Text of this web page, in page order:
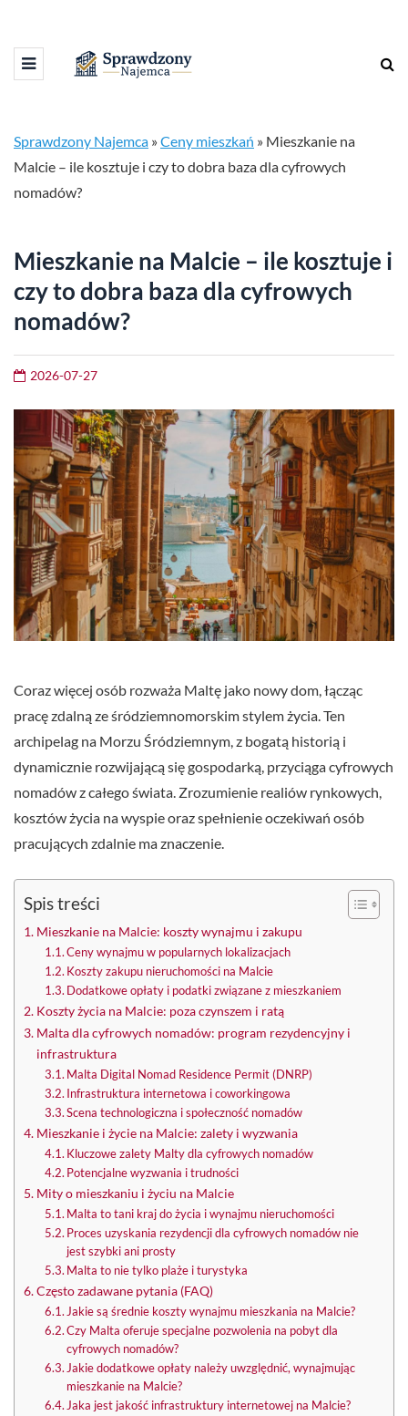
Sprawdzony Najemca »Ceny mieszkań » Mieszkanie na
Malcie – ile kosztuje i czy to dobra baza dla cyfrowych
nomadów?
Mieszkanie na Malcie – ile kosztuje i
czy to dobra baza dla cyfrowych
nomadów?
2026-07-27
Coraz więcej osób rozważa Maltę jako nowy dom, łącząc
pracę zdalną ze śródziemnomorskim stylem życia. Ten
archipelag na Morzu Śródziemnym, z bogatą historią i
dynamicznie rozwijającą się gospodarką, przyciąga cyfrowych
nomadów z całego świata. Zrozumienie realiów rynkowych,
kosztów życia na wyspie oraz spełnienie oczekiwań osób
pracujących zdalnie ma znaczenie.
Spis treści
Mieszkanie na Malcie: koszty wynajmu i zakupu
Ceny wynajmu w popularnych lokalizacjach
Koszty zakupu nieruchomości na Malcie
Dodatkowe opłaty i podatki związane z mieszkaniem
Koszty życia na Malcie: poza czynszem i ratą
Malta dla cyfrowych nomadów: program rezydencyjny i
infrastruktura
Malta Digital Nomad Residence Permit (DNRP)
Infrastruktura internetowa i coworkingowa
Scena technologiczna i społeczność nomadów
Mieszkanie i życie na Malcie: zalety i wyzwania
Kluczowe zalety Malty dla cyfrowych nomadów
Potencjalne wyzwania i trudności
Mity o mieszkaniu i życiu na Malcie
Malta to tani kraj do życia i wynajmu nieruchomości
Proces uzyskania rezydencji dla cyfrowych nomadów nie
jest szybki ani prosty
Malta to nie tylko plaże i turystyka
Często zadawane pytania (FAQ)
Jakie są średnie koszty wynajmu mieszkania na Malcie?
Czy Malta oferuje specjalne pozwolenia na pobyt dla
cyfrowych nomadów?
Jakie dodatkowe opłaty należy uwzględnić, wynajmując
mieszkanie na Malcie?
Jaka jest jakość infrastruktury internetowej na Malcie?